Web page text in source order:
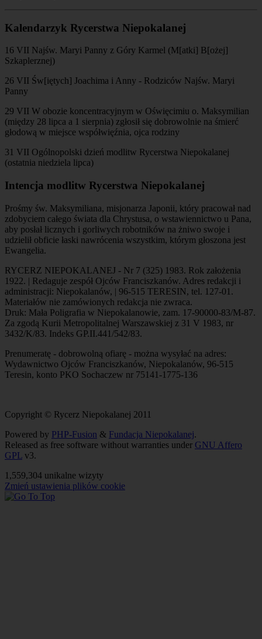
Kalendarzyk Rycerstwa Niepokalanej
16 VII Najśw. Maryi Panny z Góry Karmel (M[atki] B[ożej]
Szkaplerznej)
26 VII Św[iętych] Joachima i Anny - Rodziców Najśw. Maryi
Panny
29 VII W obozie koncentracyjnym w Oświęcimiu o. Maksymilian
(między 28 lipca a 1 sierpnia) zgłosił się dobrowolnie na śmierć
głodową w miejsce współwięźnia, ojca rodziny
31 VII Ogólnopolski dzień modlitw Rycerstwa Niepokalanej
(ostatnia niedziela lipca)
Intencja modlitw Rycerstwa Niepokalanej
Prośmy św. Maksymiliana, misjonarza Japonii, który pracował nad
zdobyciem całego świata dla Chrystusa, o wstawiennictwo u Pana,
aby posłał licznych i gorliwych robotników na żniwo swoje i
udzielił obficie łaski nawrócenia wszystkim, którym głoszona jest
Ewangelia.
RYCERZ NIEPOKALANEJ - Nr 7 (325) 1983. Rok założenia
1922. | Redaguje zespół Ojców Franciszkanów. Adres redakcji i
administracji: Niepokalanów, | 96-515 TERESIN, tel. 127-01.
Materiałów nie zamówionych redakcja nie zwraca.
Druk: Mała Poligrafia w Niepokalanowie, zam. 17-90000-83/M-87.
Za zgodą Kurii Metropolitalnej Warszawskiej z 31 V 1983, nr
3432/K/83. Indeks GP.II.441/542/83.
Prenumeratę - dobrowolną ofiarę - można wysyłać na adres:
Wydawnictwo Ojców Franciszkanów, Niepokalanów, 96-515
Teresin, konto PKO Sochaczew nr 75141-1775-136
Copyright © Rycerz Niepokalanej 2011
Powered by PHP-Fusion & Fundacja Niepokalanej.
Released as free software without warranties under GNU Affero
GPL v3.
1,559,304 unikalne wizyty
Zmień ustawienia plików cookie